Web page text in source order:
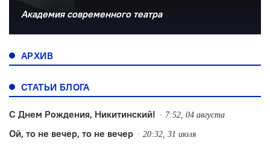
Академия современного театра
АРХИВ
СТАТЬИ БЛОГА
С Днем Рождения, Никитинский! 7:52, 04 августа
Ой, то не вечер, то не вечер 20:32, 31 июля